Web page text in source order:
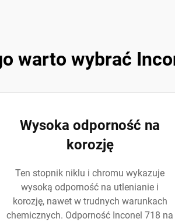
warto wybrać
Wysoka odporność na
korozję
Ten stopnik niklu i chromu wykazuje
wysoką odporność na utlenianie i
korozję, nawet w trudnych warunkach
chemicznych. Odporność Inconel 718 na